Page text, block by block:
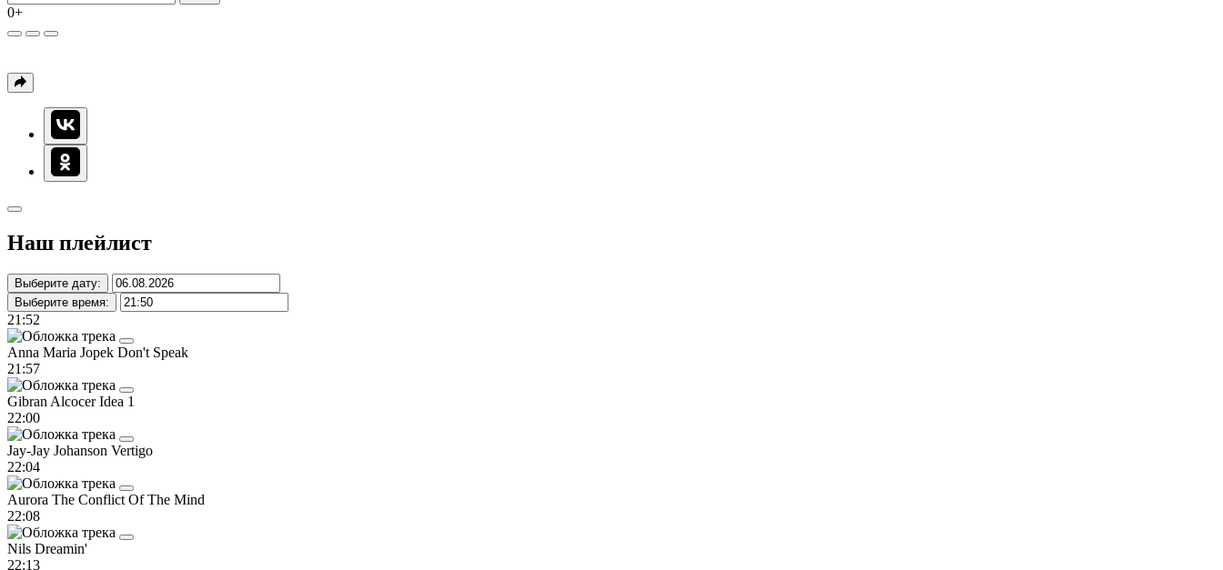
0+
Наш плейлист
Выберите дату:
Выберите время:
21:52
Anna Maria Jopek Don't Speak
21:57
Gibran AlcocerIdea 1
22:00
Jay-Jay Johanson Vertigo
22:04
Aurora The Conflict Of The Mind
22:08
Nils Dreamin'
22:13